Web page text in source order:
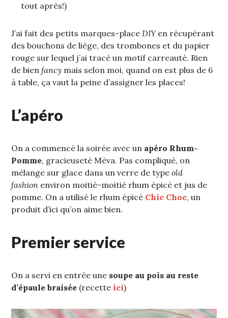
tout après!)
J’ai fait des petits marques-placeDIY en récupérant
des bouchons de liège, des trombones et du papier
rouge sur lequel j’ai tracé un motif carreauté. Rien
de bienfancy mais selon moi, quand on est plus de 6
à table, ça vaut la peine d’assigner les places!
L’apéro
On a commencé la soirée avec un apéro Rhum-
Pomme, gracieuseté Mèva. Pas compliqué, on
mélange sur glace dans un verre de typeold
fashion environ moitié-moitié rhum épicé et jus de
pomme. On a utilisé le rhum épicé Chic Choc, un
produit d’ici qu’on aime bien.
Premier service
On a servi en entrée une soupe au pois au reste
d’épaule braisée (recette ici)